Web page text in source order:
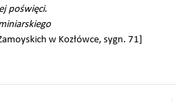
poświęci.
w Kozłówce, sygn. 71]